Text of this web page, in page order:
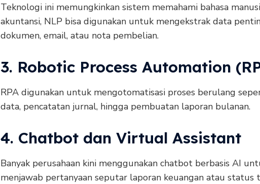
Teknologi ini memungkinkan sistem memahami bahasa
akuntansi, NLP bisa digunakan untuk mengekstrak data
dokumen, email, atau nota pembelian.
3. Robotic Process Automation
RPA digunakan untuk mengotomatisasi proses berulang
data, pencatatan jurnal, hingga pembuatan laporan bulanan.
4. Chatbot dan Virtual Assistant
Banyak perusahaan kini menggunakan chatbot berbasis AI
menjawab pertanyaan seputar laporan keuangan atau status